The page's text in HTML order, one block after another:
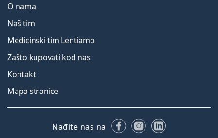
O nama
Naš tim
Medicinski tim Lentiamo
Zašto kupovati kod nas
Kontakt
Mapa stranice
Nađite nas na FacebookuInstagramu
LinkedIn